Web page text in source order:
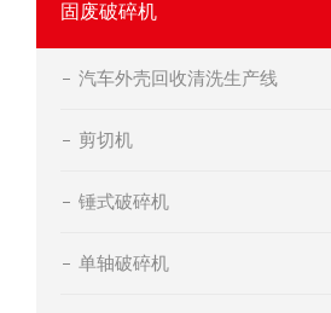
固废破碎机
汽车外壳回收清洗生产线
剪切机
锤式破碎机
单轴破碎机